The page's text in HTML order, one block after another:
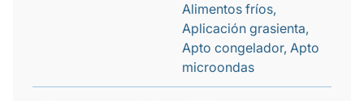
Alimentos fríos,
Aplicación grasienta,
Apto congelador, Apto
microondas